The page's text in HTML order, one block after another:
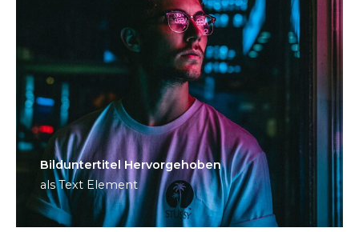
Bild­unter­titel Hervorgehoben
als Text Element